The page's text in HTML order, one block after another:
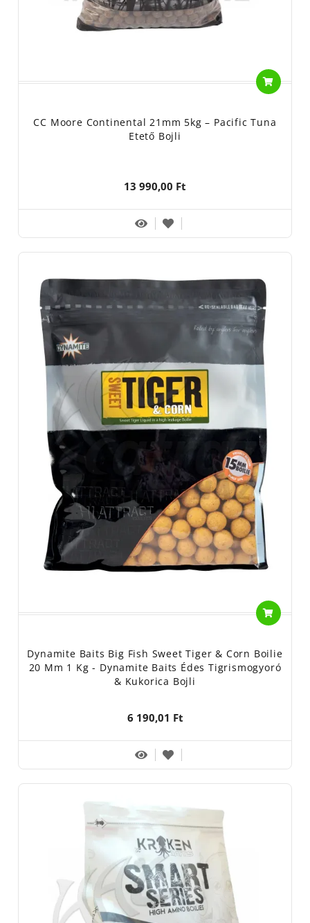
CC Moore Continental 21mm 5kg – Pacific Tuna
Etető Bojli
13 990,00 Ft
Dynamite Baits Big Fish Sweet Tiger & Corn Boilie
20 Mm 1 Kg - Dynamite Baits Édes Tigrismogyoró
& Kukorica Bojli
6 190,01 Ft